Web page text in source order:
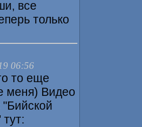
все
только
06:56
то еще
меня) Видео